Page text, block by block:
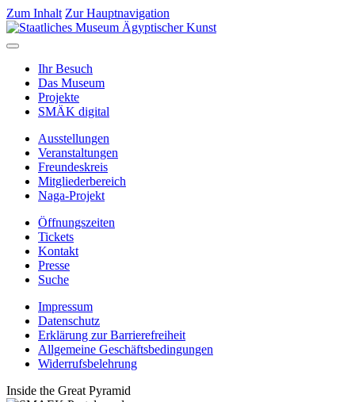
Zum Inhalt Zur Hauptnavigation
Ihr Besuch
Das Museum
Projekte
SMÄK digital
Ausstellungen
Veranstaltungen
Freundeskreis
Mitgliederbereich
Naga-Projekt
Öffnungszeiten
Tickets
Kontakt
Presse
Suche
Impressum
Datenschutz
Erklärung zur Barrierefreiheit
Allgemeine Geschäftsbedingungen
Widerrufsbelehrung
Inside the Great Pyramid